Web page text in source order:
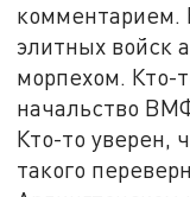
комментарием.
элитных войск
морпехом. Кто-
начальство
Кто-то уверен,
такого